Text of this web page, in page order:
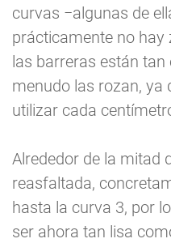
curvas −algunas de
prácticamente no hay
las barreras están
menudo las rozan, ya
utilizar cada
Alrededor de la mitad
reasfaltada,
hasta la curva 3, por
ser ahora tan lisa